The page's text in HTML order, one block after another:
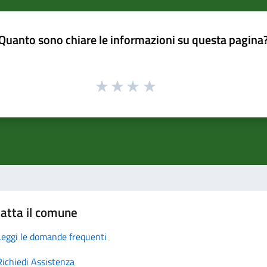
sono chiare le informazioni su questa
il comune
le domande frequenti
Assistenza